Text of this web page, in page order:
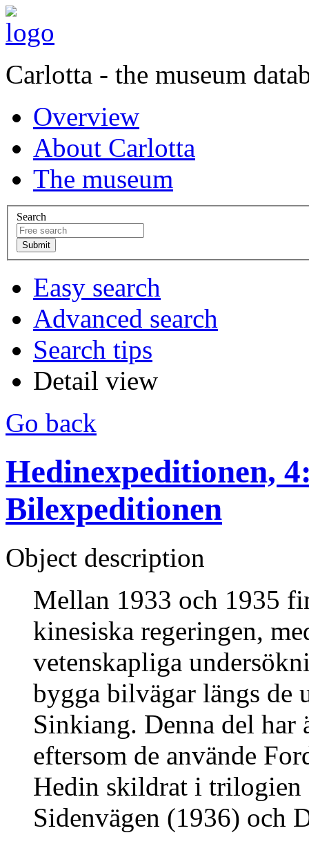
Carlotta - the museum
Overview
About Carlotta
The museum
Search
Easy search
Advanced search
Search tips
Detail view
Go back
Hedinexpeditionen,
Bilexpeditionen
Object description
Mellan 1933 och 1935
kinesiska regeringen,
vetenskapliga
bygga bilvägar längs de
Sinkiang. Denna del
eftersom de använde
Hedin skildrat i trilogien
Sidenvägen (1936) och